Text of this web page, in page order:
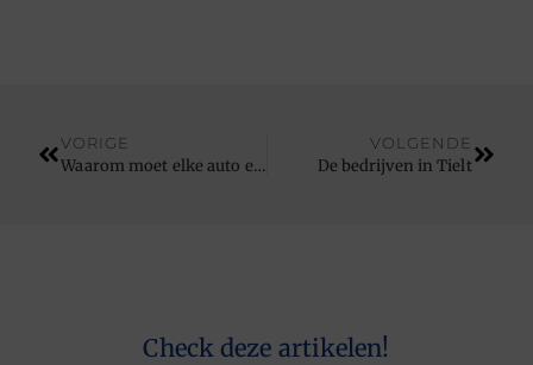
VORIGE
Waarom moet elke auto een gps tracker auto hebben?
VOLGENDE
De bedrijven in Tielt
Check deze artikelen!